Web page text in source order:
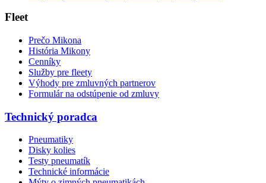
Fleet
Prečo Mikona
História Mikony
Cenníky
Služby pre fleety
Výhody pre zmluvných partnerov
Formulár na odstúpenie od zmluvy
Technický poradca
Pneumatiky
Disky kolies
Testy pneumatík
Technické informácie